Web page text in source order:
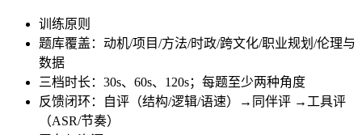
训练原则
题库覆盖：动机/项目/方法/时政/跨文化/职业规划/伦理与
数据
三档时长：30s、60s、120s；每题至少两种角度
反馈闭环：自评（结构/逻辑/语速）→同伴评 →工具评
（ASR/节奏）